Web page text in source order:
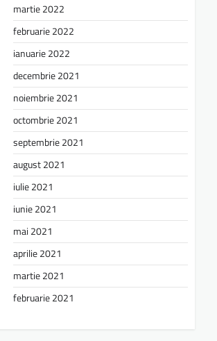
martie 2022
februarie 2022
ianuarie 2022
decembrie 2021
noiembrie 2021
octombrie 2021
septembrie 2021
august 2021
iulie 2021
iunie 2021
mai 2021
aprilie 2021
martie 2021
februarie 2021